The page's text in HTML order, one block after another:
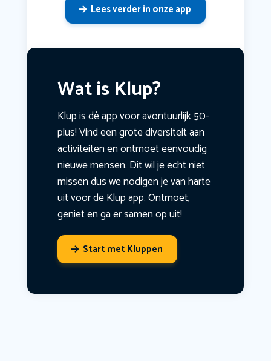
Lees verder in onze app
Wat is Klup?
Klup is dé app voor avontuurlijk 50-
plus! Vind een grote diversiteit aan
activiteiten en ontmoet eenvoudig
nieuwe mensen. Dit wil je echt niet
missen dus we nodigen je van harte
uit voor de Klup app. Ontmoet,
geniet en ga er samen op uit!
Start met Kluppen